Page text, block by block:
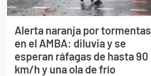
Alerta naranja por tormentas
en el AMBA: diluvia y se
esperan ráfagas de hasta 90
km/h y una ola de frío